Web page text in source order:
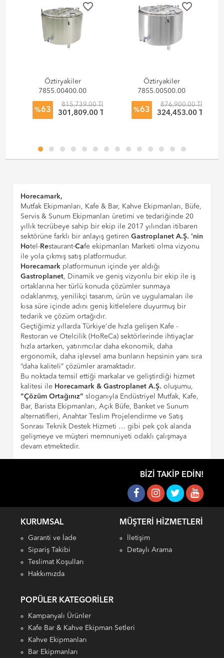
favorite_border
Öztiryakiler
7855.00400.00
Kaynatma
Tenceresi Buharlı
400 Litre Krom
%63
815,739.00 TL
301,809.00 TL
favorite_border
Öztiryakiler
7855.00500.00
Kaynatma
Tenceresi Buharlı
500 Litre Krom
%63
876,900.00 TL
324,453.00 TL
Horecamark,
Mutfak Ekipmanları, Kafe & Bar, Kahve Ekipmanları, Büfe,
Servis & Sunum Ekipmanları üretimi ve tedariğinde 20
yıllık tecrübeye sahip bir ekip ile 2017 yılından itibaren
sektörüne farklı bir anlayış getirenGastroplanet A.Ş. 'nin
Hotel-Restaurant-Cafe ekipmanları Marketi olma vizyonu
ile yola çıkmış satış platformudur.
Horecamark platformunun içinde yer aldığı
Gastroplanet, Dinamik ve geniş vizyonlu bir ekip ile iş
ortaklarına her türlü konuda çözümler sunmaya
odaklanmış, yenilikçi tasarım, ürün ve uygulamaları ile
kısa süre içinde adını geniş kitlelelere duyurmuş bir
tedarik ve çözüm ortağıdır.
Geçtiğimiz yıllarda Türkiye'de hızla gelişen Kafe -
Restoran ve Otelcilik (HoReCa) sektörlerinde ihtiyaçlar
hızla artarken, yatırımcılar daha ekonomik, daha
ergonomik, daha işlevsel ama bunların hepsinin yanı sıra
“daha kaliteli” çözümler aramaktadır.
Bu noktada temsil ettiği markalar ve geliştirdiği hizmet
kalitesi ile Horecamark & Gastroplanet A.Ş. oluşumu,
“Çözüm Ortağınız” sloganıyla Endüstriyel Mutfak, Kafe,
Bar, Barista Ekipmanları, Açık Büfe, Banket ve Sunum
alternatifleri, Anahtar Teslim Projelendirme ve Satış
Sonrası Teknik Destek Hizmeti … gibi pek çok alanda
gelişmeye ve müşteri memnuniyeti odaklı çalışmaya
devam etmektedir.
BIZI TAKIP EDIN!
KURUMSAL
Garanti ve İade
Sipariş Takibi
Teslimat Koşulları
Hakkımızda
MÜŞTERI HIZMETLERI
İletişim
Detaylı Arama
POPÜLER KATEGORILER
Kampanyalı Ürünler
Kafe Bar & Kahve Ekipman Setleri
Kahve Ekipmanları
Bar Ekipmanları